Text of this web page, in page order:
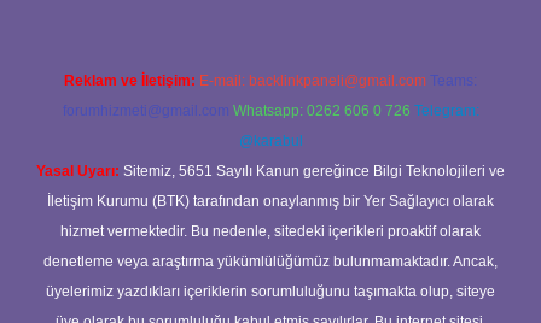
Reklam ve İletişim: E-mail: backlinkpaneli@gmail.com Teams:
forumhizmeti@gmail.com Whatsapp: 0262 606 0 726 Telegram:
@karabul
Yasal Uyarı: Sitemiz, 5651 Sayılı Kanun gereğince Bilgi Teknolojileri ve
İletişim Kurumu (BTK) tarafından onaylanmış bir Yer Sağlayıcı olarak
hizmet vermektedir. Bu nedenle, sitedeki içerikleri proaktif olarak
denetleme veya araştırma yükümlülüğümüz bulunmamaktadır. Ancak,
üyelerimiz yazdıkları içeriklerin sorumluluğunu taşımakta olup, siteye